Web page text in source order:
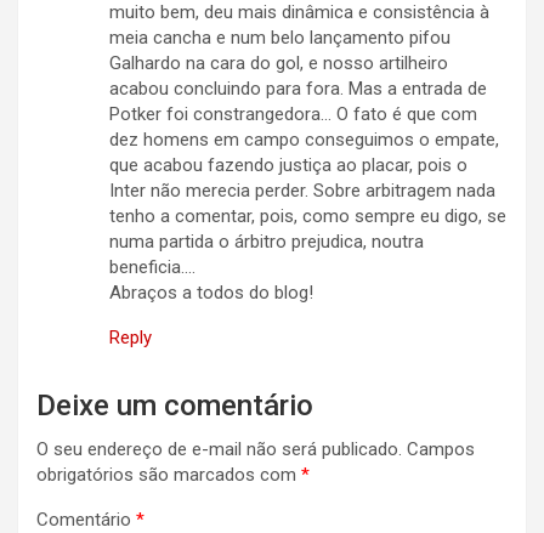
muito bem, deu mais dinâmica e consistência à
meia cancha e num belo lançamento pifou
Galhardo na cara do gol, e nosso artilheiro
acabou concluindo para fora. Mas a entrada de
Potker foi constrangedora… O fato é que com
dez homens em campo conseguimos o empate,
que acabou fazendo justiça ao placar, pois o
Inter não merecia perder. Sobre arbitragem nada
tenho a comentar, pois, como sempre eu digo, se
numa partida o árbitro prejudica, noutra
beneficia….
Abraços a todos do blog!
Reply
Deixe um comentário
O seu endereço de e-mail não será publicado. Campos
obrigatórios são marcados com *
Comentário *